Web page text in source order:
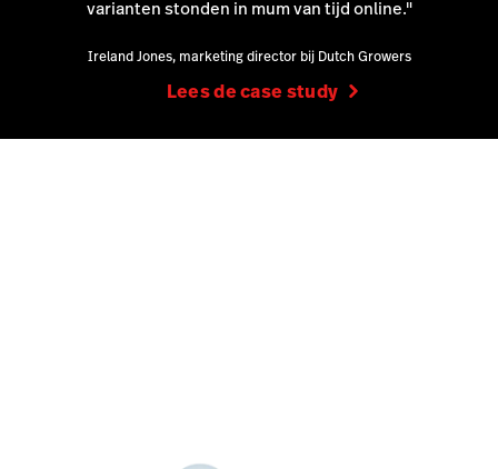
varianten stonden in mum van tijd online."
Ireland Jones, marketing director bij Dutch Growers
Lees de case study